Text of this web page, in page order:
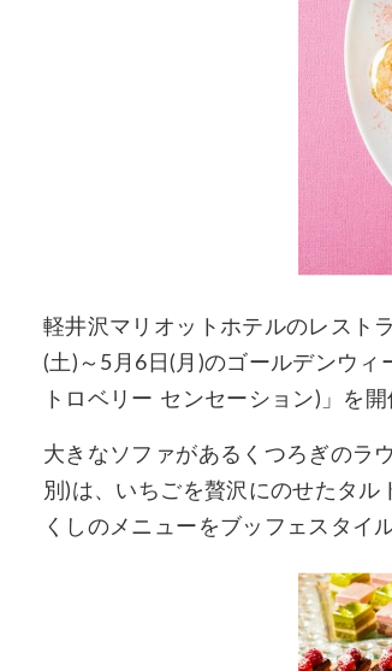
軽井沢マリオットホテルのレスト
(土)～5月6日(月)のゴールデンウ
トロベリー センセーション)」を開
大きなソファがあるくつろぎのラ
別)は、いちごを贅沢にのせたタ
くしのメニューをブッフェスタイ